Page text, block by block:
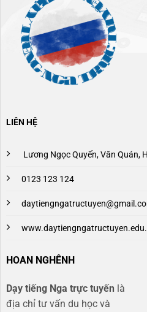
LIÊN HỆ
Lương Ngọc Quyến, Văn Quán,
0123 123 124
HOAN NGHÊNH
Dạy tiếng Nga trực tuyến là
địa chỉ tư vấn du học và